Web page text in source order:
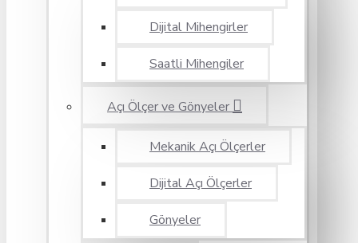
Dijital Mihengirler
Saatli Mihengiler
Açı Ölçer ve Gönyeler
Mekanik Açı Ölçerler
Dijital Açı Ölçerler
Gönyeler